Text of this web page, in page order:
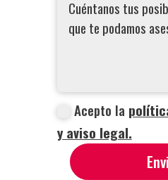
Acepto la
y aviso legal.